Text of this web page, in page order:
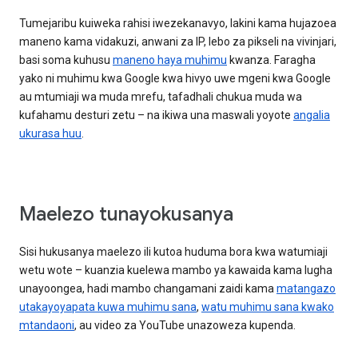
Tumejaribu kuiweka rahisi iwezekanavyo, lakini kama hujazoea
maneno kama vidakuzi, anwani za IP, lebo za pikseli na vivinjari,
basi soma kuhusu maneno haya muhimu kwanza. Faragha
yako ni muhimu kwa Google kwa hivyo uwe mgeni kwa Google
au mtumiaji wa muda mrefu, tafadhali chukua muda wa
kufahamu desturi zetu – na ikiwa una maswali yoyote angalia
ukurasa huu.
Maelezo tunayokusanya
Sisi hukusanya maelezo ili kutoa huduma bora kwa watumiaji
wetu wote – kuanzia kuelewa mambo ya kawaida kama lugha
unayoongea, hadi mambo changamani zaidi kamamatangazo
utakayoyapata kuwa muhimu sana, watu muhimu sana kwako
mtandaoni, au video za YouTube unazoweza kupenda.